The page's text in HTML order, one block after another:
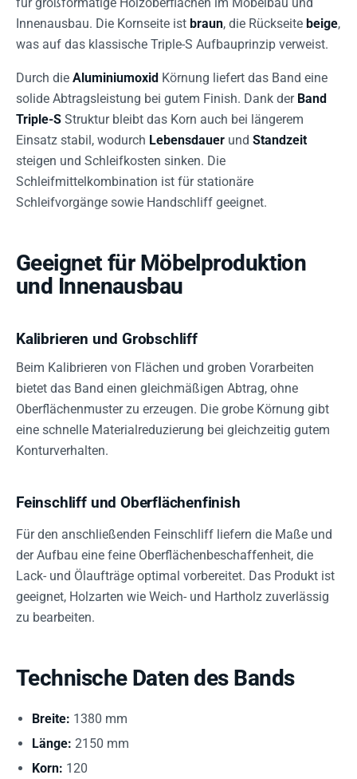
für großformatige Holzoberflächen im Möbelbau und
Innenausbau. Die Kornseite ist braun, die Rückseite beige,
was auf das klassische Triple-S Aufbauprinzip verweist.
Durch die Aluminiumoxid Körnung liefert das Band eine
solide Abtragsleistung bei gutem Finish. Dank der Band
Triple-S Struktur bleibt das Korn auch bei längerem
Einsatz stabil, wodurch Lebensdauer und Standzeit
steigen und Schleifkosten sinken. Die
Schleifmittelkombination ist für stationäre
Schleifvorgänge sowie Handschliff geeignet.
Geeignet für Möbelproduktion
und Innenausbau
Kalibrieren und Grobschliff
Beim Kalibrieren von Flächen und groben Vorarbeiten
bietet das Band einen gleichmäßigen Abtrag, ohne
Oberflächenmuster zu erzeugen. Die grobe Körnung gibt
eine schnelle Materialreduzierung bei gleichzeitig gutem
Konturverhalten.
Feinschliff und Oberflächenfinish
Für den anschließenden Feinschliff liefern die Maße und
der Aufbau eine feine Oberflächenbeschaffenheit, die
Lack- und Ölaufträge optimal vorbereitet. Das Produkt ist
geeignet, Holzarten wie Weich- und Hartholz zuverlässig
zu bearbeiten.
Technische Daten des Bands
Breite: 1380 mm
Länge: 2150 mm
Korn: 120